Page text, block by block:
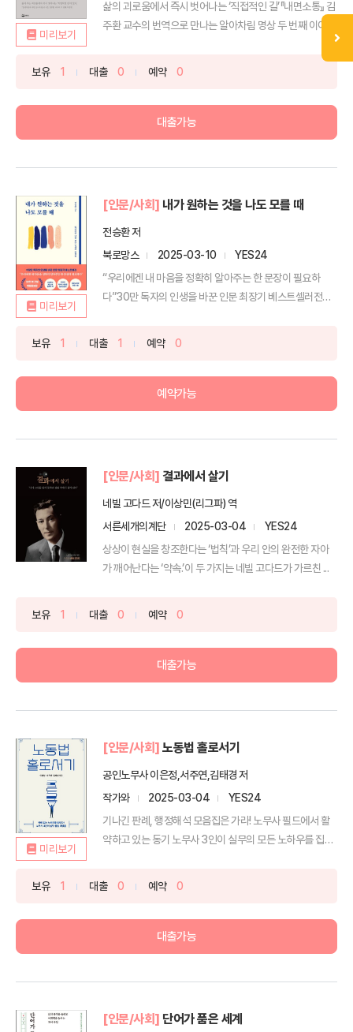
미리보기
삶의 괴로움에서 즉시 벗어나는 ‘직접적인 길’『내면소통』 김
주환 교수의 번역으로 만나는 알아차림 명상 두 번째 이야
보유 1 대출 0 예약 0
대출가능
미리보기
[인문/사회] 내가 원하는 것을 나도 모를 때
전승환 저
북로망스
2025-03-10
YES24
“우리에겐 내 마음을 정확히 알아주는 한 문장이 필요하
다”30만 독자의 인생을 바꾼 인문 최장기 베스트셀러전국
보유 1 대출 1 예약 0
예약가능
[인문/사회] 결과에서 살기
네빌 고다드 저/이상민(리그파) 역
서른세개의계단
2025-03-04
YES24
상상이 현실을 창조한다는 ‘법칙’과 우리 안의 완전한 자아
가 깨어난다는 ‘약속.’이 두 가지는 네빌 고다드가 가르친 ...
보유 1 대출 0 예약 0
대출가능
미리보기
[인문/사회] 노동법 홀로서기
공인노무사 이은정,서주연,김태경 저
작가와
2025-03-04
YES24
기나긴 판례, 행정해석 모음집은 가라! 노무사 필드에서 활
약하고 있는 동기 노무사 3인이 실무의 모든 노하우를 집결
보유 1 대출 0 예약 0
대출가능
[인문/사회] 단어가 품은 세계